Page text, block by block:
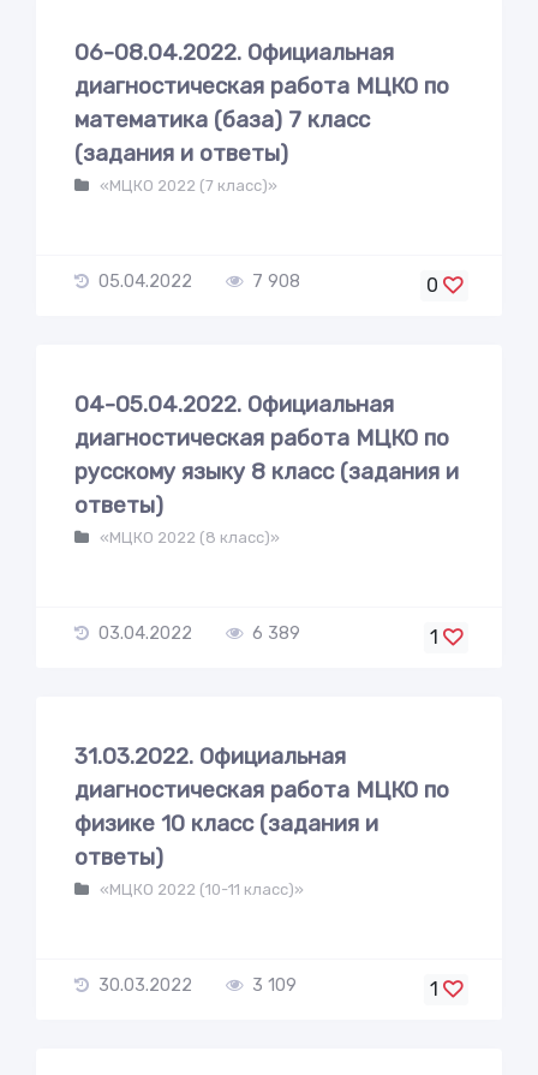
06-08.04.2022. Официальная
диагностическая работа МЦКО по
математика (база) 7 класс
(задания и ответы)
«МЦКО 2022 (7 класс)»
05.04.2022 7 908 0
04-05.04.2022. Официальная
диагностическая работа МЦКО по
русскому языку 8 класс (задания и
ответы)
«МЦКО 2022 (8 класс)»
03.04.2022 6 389 1
31.03.2022. Официальная
диагностическая работа МЦКО по
физике 10 класс (задания и
ответы)
«МЦКО 2022 (10-11 класс)»
30.03.2022 3 109 1